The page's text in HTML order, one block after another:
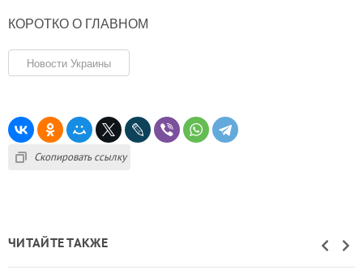
КОРОТКО О ГЛАВНОМ
Новости Украины
Скопировать ссылку
ЧИТАЙТЕ ТАКЖЕ